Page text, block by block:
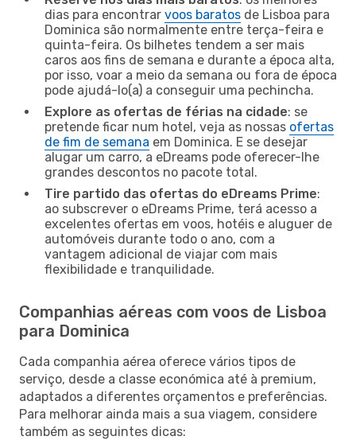
dias para encontrar voos baratos de Lisboa para
Dominica são normalmente entre terça-feira e
quinta-feira. Os bilhetes tendem a ser mais
caros aos fins de semana e durante a época alta,
por isso, voar a meio da semana ou fora de época
pode ajudá-lo(a) a conseguir uma pechincha.
Explore as ofertas de férias na cidade: se
pretende ficar num hotel, veja as nossas ofertas
de fim de semana em Dominica. E se desejar
alugar um carro, a eDreams pode oferecer-lhe
grandes descontos no pacote total.
Tire partido das ofertas do eDreams Prime:
ao subscrever o eDreams Prime, terá acesso a
excelentes ofertas em voos, hotéis e aluguer de
automóveis durante todo o ano, com a
vantagem adicional de viajar com mais
flexibilidade e tranquilidade.
Companhias aéreas com voos de Lisboa
para Dominica
Cada companhia aérea oferece vários tipos de
serviço, desde a classe económica até à premium,
adaptados a diferentes orçamentos e preferências.
Para melhorar ainda mais a sua viagem, considere
também as seguintes dicas: